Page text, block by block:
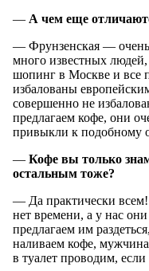
— А чем еще
— Фрунзенская — очень
много известных людей,
шопинг в Москве и все
избалованы
совершенно не
предлагаем кофе, они
привыкли к подобному
— Кофе вы только
остальным тоже?
— Да практически
нет времени, а у нас
предлагаем им
наливаем кофе,
в туалет проводим,